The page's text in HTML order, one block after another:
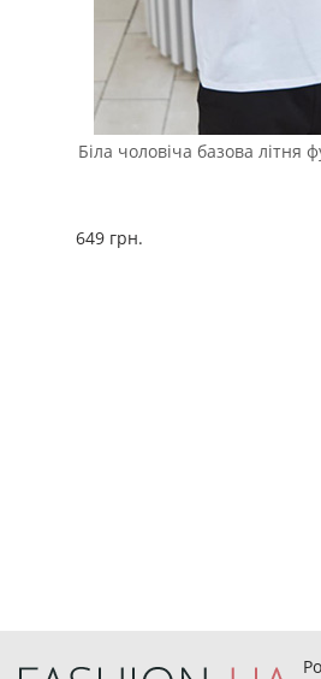
Біла чоловіча базова літня
649 грн.